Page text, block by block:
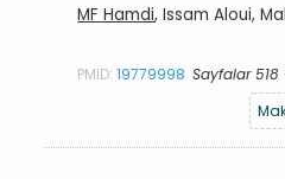
MF Hamdi, Issam Aloui,
PMID:19779998 Sayfalar 518